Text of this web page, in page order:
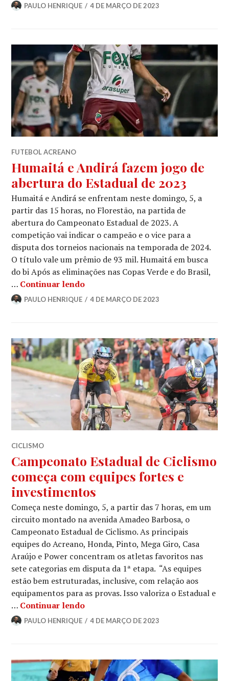
PAULO HENRIQUE 4 DE MARÇO DE 2023
FUTEBOL ACREANO
Humaitá e Andirá fazem jogo de
abertura do Estadual de 2023
Humaitá e Andirá se enfrentam neste domingo, 5, a
partir das 15 horas, no Florestão, na partida de
abertura do Campeonato Estadual de 2023. A
competição vai indicar o campeão e o vice para a
disputa dos torneios nacionais na temporada de 2024.
O título vale um prêmio de 93 mil. Humaitá em busca
do bi Após as eliminações nas Copas Verde e do Brasil,
… Continuar lendo
PAULO HENRIQUE 4 DE MARÇO DE 2023
CICLISMO
Campeonato Estadual de Ciclismo
começa com equipes fortes e
investimentos
Começa neste domingo, 5, a partir das 7 horas, em um
circuito montado na avenida Amadeo Barbosa, o
Campeonato Estadual de Ciclismo. As principais
equipes do Acreano, Honda, Pinto, Mega Giro, Casa
Araújo e Power concentram os atletas favoritos nas
sete categorias em disputa da 1ª etapa. “As equipes
estão bem estruturadas, inclusive, com relação aos
equipamentos para as provas. Isso valoriza o Estadual e
… Continuar lendo
PAULO HENRIQUE 4 DE MARÇO DE 2023